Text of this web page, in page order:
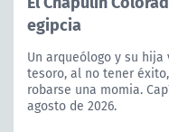
egipcia
Un arqueólogo y su
tesoro, al no tener
robarse una momia.
agosto de 2026.